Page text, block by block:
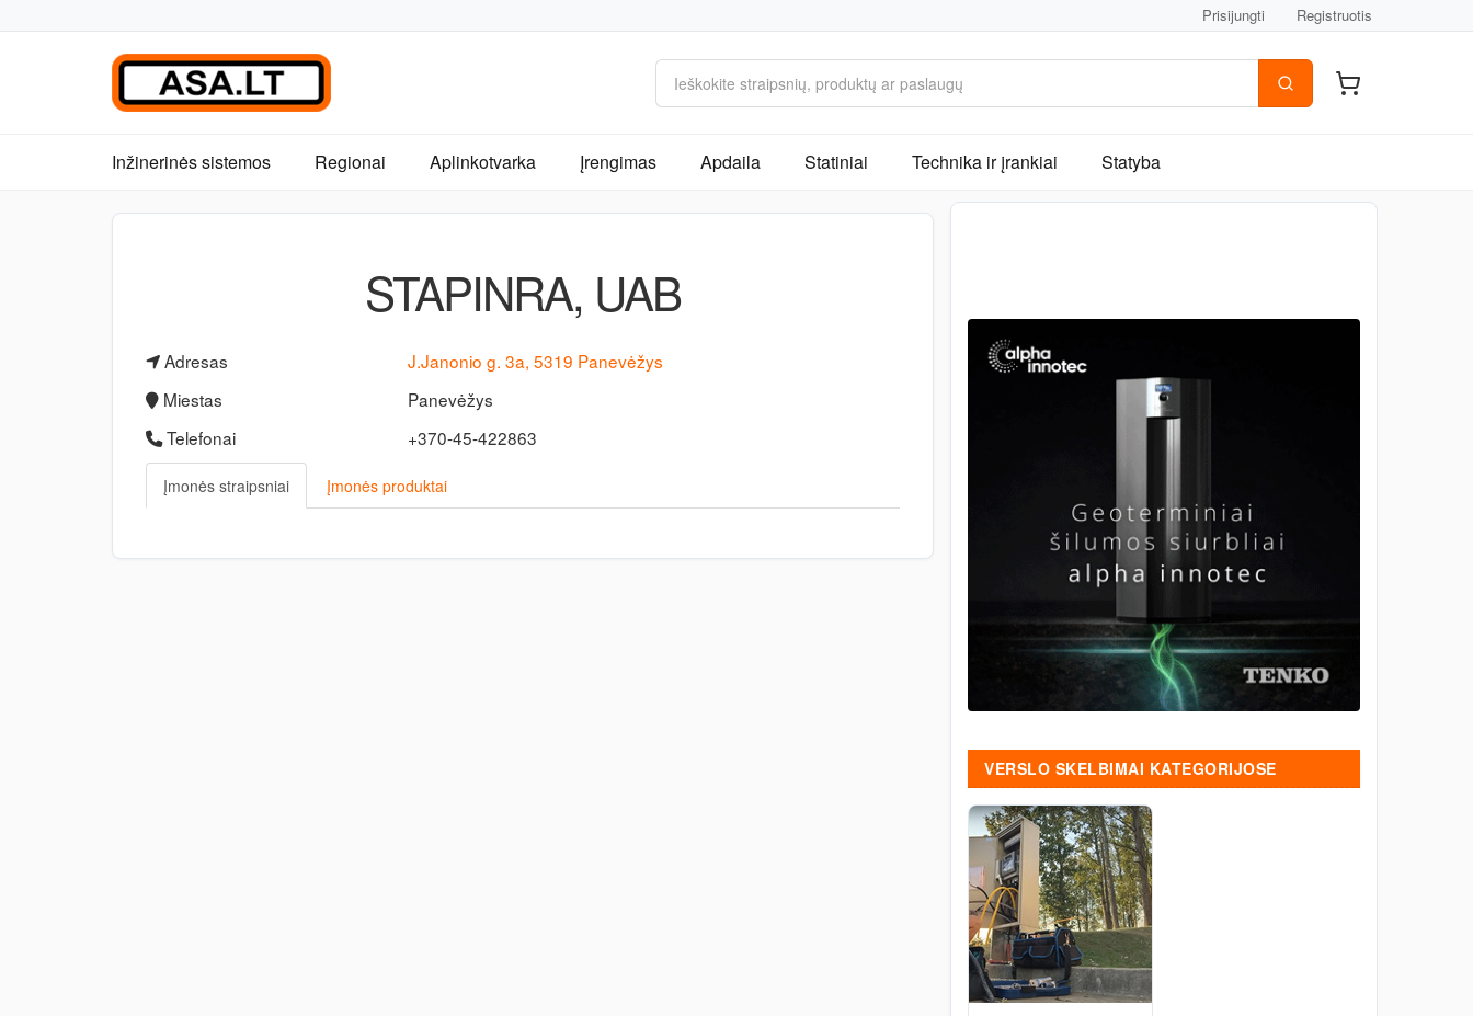
Prisijungti Registruotis
Inžinerinės sistemos Regionai Aplinkotvarka Įrengimas Apdaila Statiniai Technika ir įrankiai Statyba
STAPINRA, UAB
Adresas
J.Janonio g. 3a, 5319 Panevėžys
Miestas
Panevėžys
Telefonai
+370-45-422863
Įmonės straipsniai Įmonės produktai
VERSLO SKELBIMAI KATEGORIJOSE